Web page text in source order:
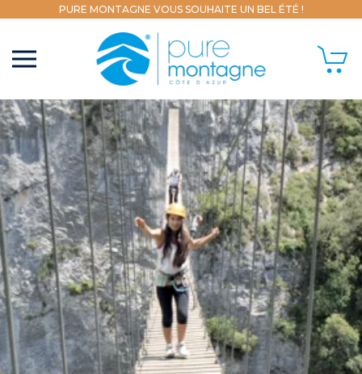
PURE MONTAGNE VOUS SOUHAITE UN BEL ÉTÉ !